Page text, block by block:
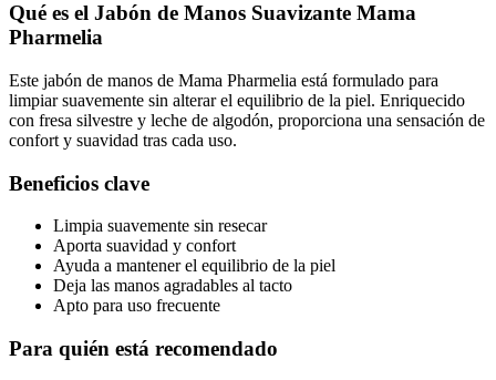
Qué es el Jabón de Manos Suavizante Mama
Pharmelia
Este jabón de manos de Mama Pharmelia está formulado para
limpiar suavemente sin alterar el equilibrio de la piel. Enriquecido
con fresa silvestre y leche de algodón, proporciona una sensación de
confort y suavidad tras cada uso.
Beneficios clave
Limpia suavemente sin resecar
Aporta suavidad y confort
Ayuda a mantener el equilibrio de la piel
Deja las manos agradables al tacto
Apto para uso frecuente
Para quién está recomendado